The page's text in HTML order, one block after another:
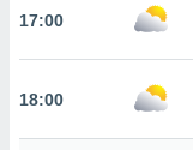
a la
todas
nuestros
nos
CONFIGURACIÓN
17:00
18:00